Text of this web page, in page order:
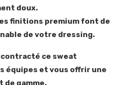
doux.
finitions premium font de
de votre dressing.
ce sweat
équipes et vous offrir une
de gamme.